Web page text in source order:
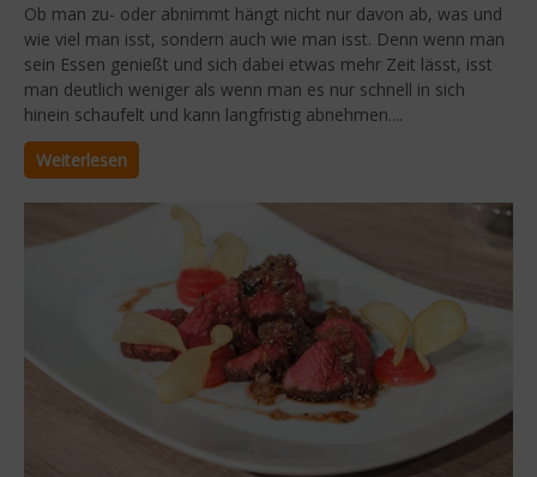
Ob man zu- oder abnimmt hängt nicht nur davon ab, was und
wie viel man isst, sondern auch wie man isst. Denn wenn man
sein Essen genießt und sich dabei etwas mehr Zeit lässt, isst
man deutlich weniger als wenn man es nur schnell in sich
hinein schaufelt und kann langfristig abnehmen....
Weiterlesen